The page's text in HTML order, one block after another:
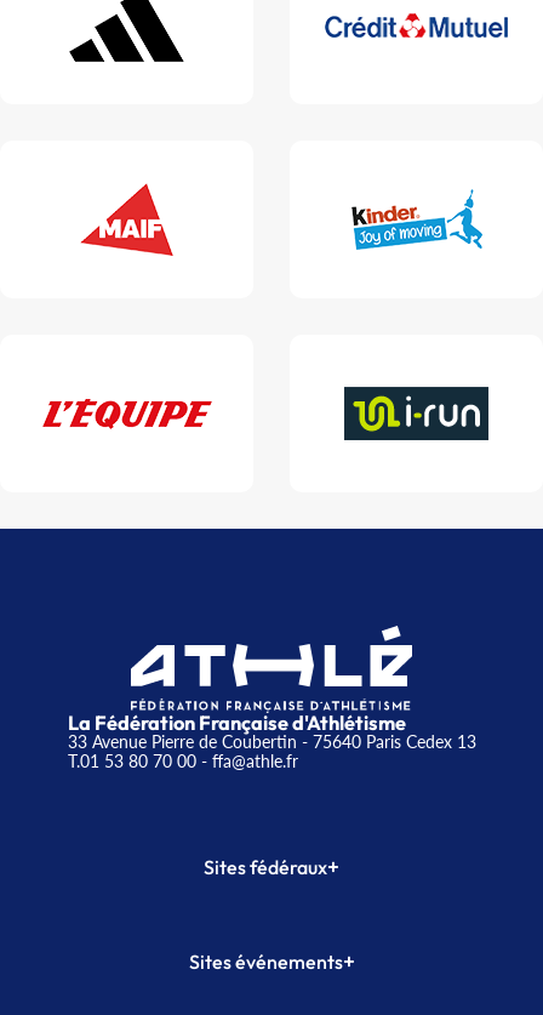
La Fédération Française d'Athlétisme
33 Avenue Pierre de Coubertin - 75640 Paris Cedex 13
T.01 53 80 70 00- ffa@athle.fr
Sites fédéraux+
Plateforme Formation
Sites événements+